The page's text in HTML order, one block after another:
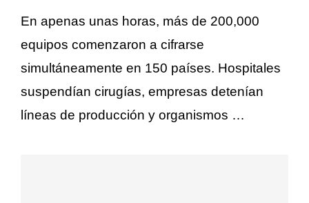
En apenas unas horas, más de 200,000
equipos comenzaron a cifrarse
simultáneamente en 150 países. Hospitales
suspendían cirugías, empresas detenían
líneas de producción y organismos …